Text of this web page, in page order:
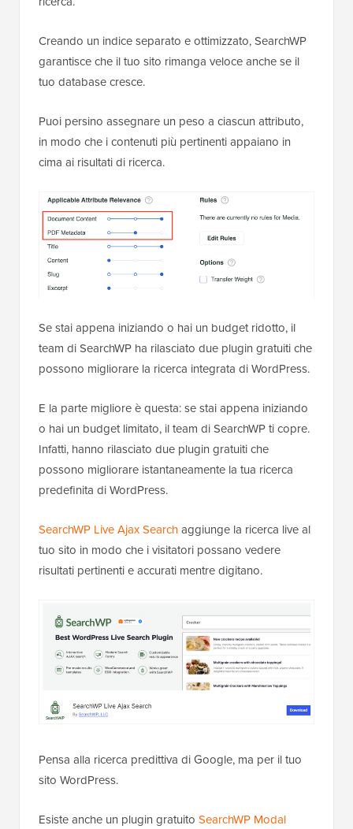
Creando un indice separato e ottimizzato, SearchWP
garantisce che il tuo sito rimanga veloce anche se il
tuo database cresce.
Puoi persino assegnare un peso a ciascun attributo,
in modo che i contenuti più pertinenti appaiano in
cima ai risultati di ricerca.
Se stai appena iniziando o hai un budget ridotto, il
team di SearchWP ha rilasciato due plugin gratuiti che
possono migliorare la ricerca integrata di WordPress.
E la parte migliore è questa: se stai appena iniziando
o hai un budget limitato, il team di SearchWP ti copre.
Infatti, hanno rilasciato due plugin gratuiti che
possono migliorare istantaneamente la tua ricerca
predefinita di WordPress.
SearchWP Live Ajax Searchaggiunge la ricerca live al
tuo sito in modo che i visitatori possano vedere
risultati pertinenti e accurati mentre digitano.
Pensa alla ricerca predittiva di Google, ma per il tuo
sito WordPress.
Esiste anche un plugin gratuito SearchWP Modal